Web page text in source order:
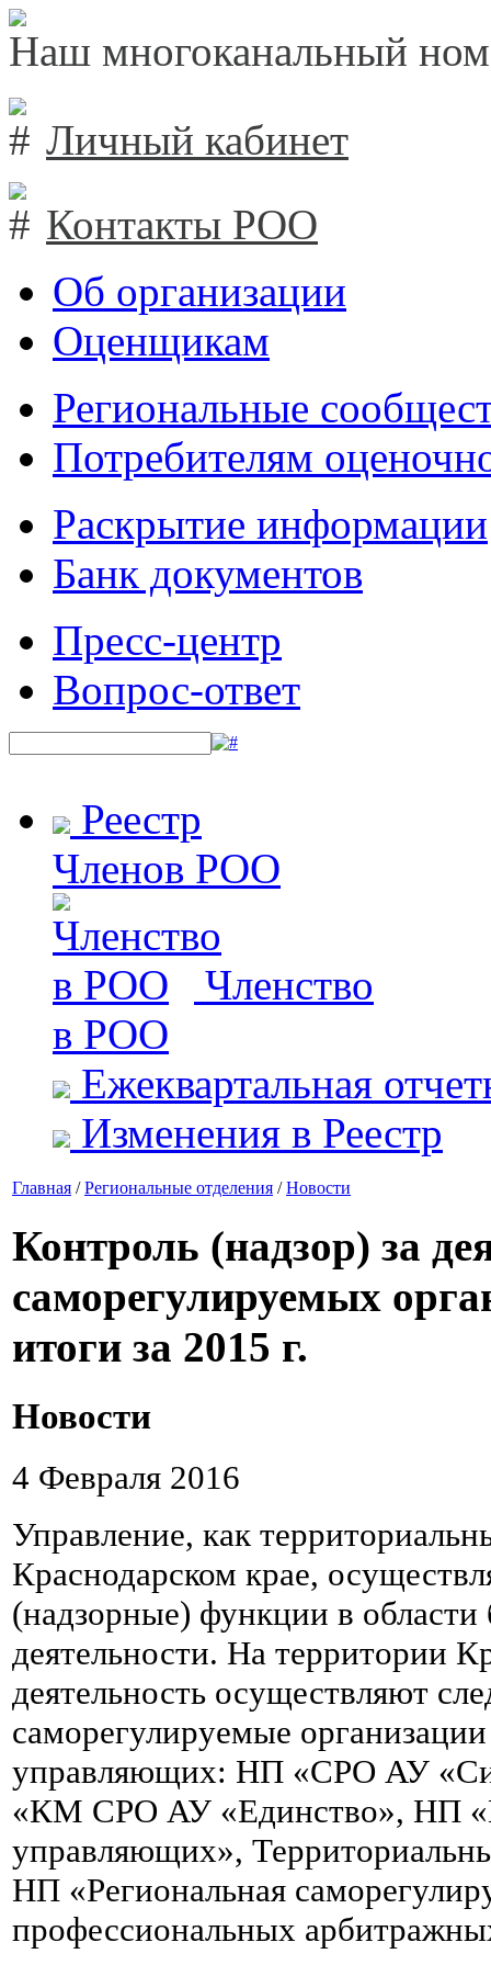
Наш многоканальный
Личный кабинет
Контакты РОО
Об организации
Оценщикам
Региональные
Потребителям
Раскрытие информации
Банк документов
Пресс-центр
Вопрос-ответ
Реестр
Членов РОО
Членство
в РОО
Ежеквартальная
Изменения в Реестр
Главная /Региональные отделения /Новости
Контроль (надзор) за
саморегулируемых
итоги за 2015 г.
Новости
4 Февраля 2016
Управление, как
Краснодарском крае,
(надзорные) функции в области
деятельности. На территории
деятельность осуществляют
саморегулируемые
управляющих: НП «СРО АУ
«КМ СРО АУ «Единство», НП
управляющих»,
НП «Региональная
профессиональных